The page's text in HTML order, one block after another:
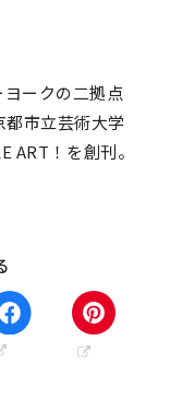
ークの二拠点
市立芸術大学
ART！を創刊。